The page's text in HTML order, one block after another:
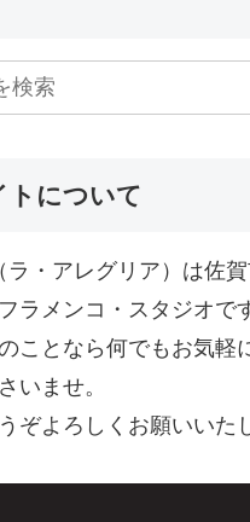
トについて
ラ・アレグリア）は佐
ラメンコ・スタジオで
ことなら何でもお気軽
いませ。
ぞよろしくお願いいた